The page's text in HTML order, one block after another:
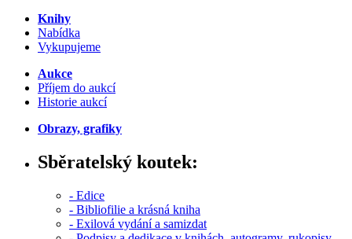
Knihy
Nabídka
Vykupujeme
Aukce
Příjem do aukcí
Historie aukcí
Obrazy, grafiky
Sběratelský koutek:
- Edice
- Bibliofilie a krásná kniha
- Exilová vydání a samizdat